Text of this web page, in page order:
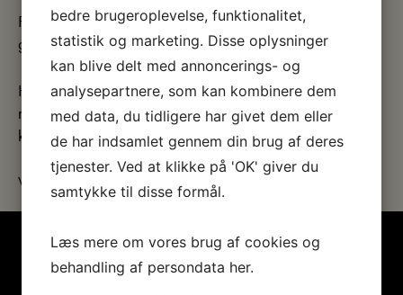
Find inspiration i museets butik. Vi har mange gode
gaveideer og noget lækkert til den søde tand.
Husk, at der altid er gratis adgang til butikken, så hvis du
mangler en gave eller blot ønsker at forkæle dig selv, så
kig indenfor.
Vi glæder os til at se dig.
bedre brugeroplevelse, funktionalitet,
statistik og marketing. Disse oplysninger
kan blive delt med annoncerings- og
analysepartnere, som kan kombinere dem
med data, du tidligere har givet dem eller
de har indsamlet gennem din brug af deres
tjenester. Ved at klikke på 'OK' giver du
samtykke til disse formål.
Læs mere om vores brug af cookies og
behandling af persondata her.